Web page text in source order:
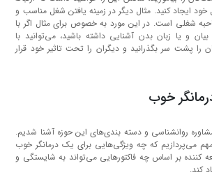
ایجاد کنید. مثال دیگر در زمینه یافتن شغل مناسب و
شغلی است. در این مورد به خصوص برای مثال اگر با
و یا زبان بدن آشنایی داشته باشید، می‌توانید با
را پشت سر بگذرانید و دیگران را تحت تاثیر خود قرار
خوب
روانشناسی و دسته بندی‌های این حوزه آشنا شدیم.
می‌پردازیم که چه ویژگی‌هایی برای یک درمانگر خوب
بر اساس چه فاکتورهایی می‌تواند به شایستگی و
کند.